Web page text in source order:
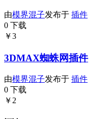
由模界混子发布于 插件
0 下载
￥3
3DMAX蜘蛛网插件
由模界混子发布于 插件
0 下载
￥2